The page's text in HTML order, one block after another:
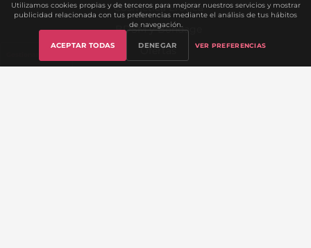
Utilizamos cookies propias y de terceros para mejorar nuestros servicios y mostrar
publicidad relacionada con tus preferencias mediante el análisis de tus hábitos
de navegación.
ACEPTAR TODAS DENEGAR VER PREFERENCIAS
Cosmética Erótica
BDSM y Bondage
Ofertas